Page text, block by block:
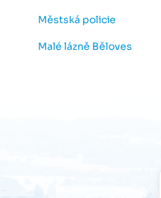
Městská policie
Malé lázně Běloves